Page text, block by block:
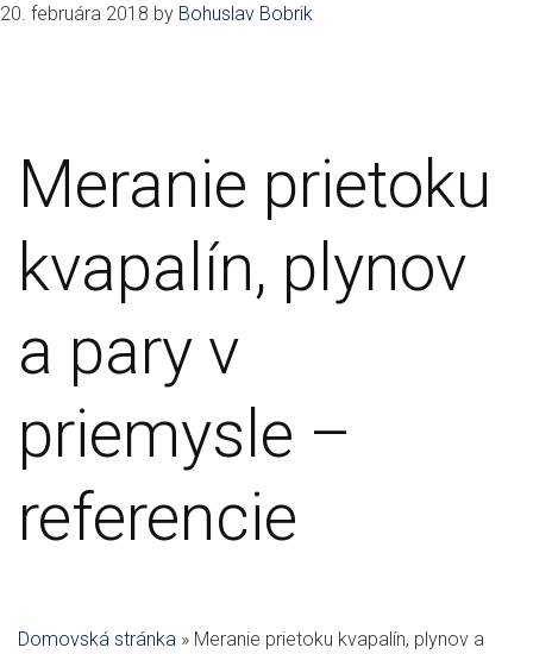
20. februára 2018 by Bohuslav Bobrik
Meranie prietoku
kvapalín, plynov
a pary v
priemysle –
referencie
Domovská stránka » Meranie prietoku kvapalín, plynov a